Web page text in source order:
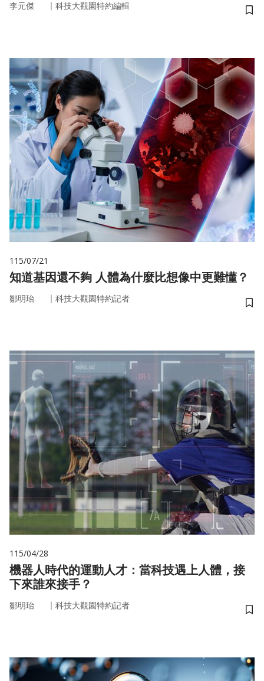
李元傑 ｜ 科技大觀園特約編輯
儲
115/07/21
知道基因還不夠 人體為什麼比想像中更難懂？
鄒明珆 ｜ 科技大觀園特約記者
儲
115/04/28
機器人時代的運動人才：當科技遇上人體，接
下來誰來接手？
鄒明珆 ｜ 科技大觀園特約記者
儲